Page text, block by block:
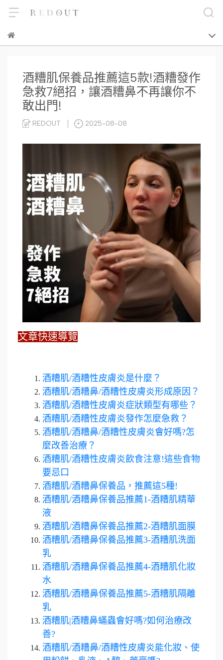
酒糟肌保養品推薦這5款!酒糟發作
急救7絕招，讓酒糟鼻不再讓你不
敢出門!
REDOUT 2025-08-08
文章快速導覽
酒糟肌/酒糟性皮膚炎是什麼？
酒糟肌/酒糟鼻/酒糟性皮膚炎形成原因？
酒糟肌/酒糟性皮膚炎症狀類型有哪些？
酒糟肌/酒糟性皮膚炎發作怎麼急救？
酒糟肌/酒糟鼻/酒糟性皮膚炎會好嗎?怎
麼改善治療？
酒糟肌/酒糟性皮膚炎飲食注意!這些食物
要忌口
酒糟肌/酒糟鼻保養品，推薦這5種!
酒糟肌/酒糟鼻保養品推薦1-酒糟肌精華
液
酒糟肌/酒糟鼻保養品推薦2-酒糟肌面膜
酒糟肌/酒糟鼻保養品推薦3-酒糟肌洗面
乳
酒糟肌/酒糟鼻保養品推薦4-酒糟肌化妝
水
酒糟肌/酒糟鼻保養品推薦5-酒糟肌隔離
乳
酒糟肌|酒糟鼻蟎蟲會好嗎?如何治療改
善?
酒糟肌/酒糟鼻/酒糟性皮膚炎能化妝、使